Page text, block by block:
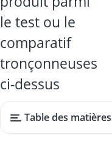
le test ou le
comparatif
tronçonneuses
ci-dessus
Table des matières